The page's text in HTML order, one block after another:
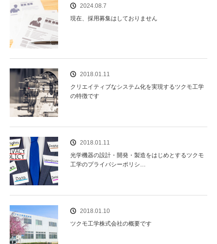
2024.08.7
現在、採用募集はしておりません
2018.01.11
クリエイティブなシステム化を実現するツクモ工学
の特徴です
2018.01.11
光学機器の設計・開発・製造をはじめとするツクモ
工学のプライバシーポリシ…
2018.01.10
ツクモ工学株式会社の概要です